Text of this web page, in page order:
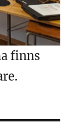
finns